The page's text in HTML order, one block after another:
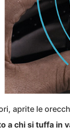
aprite le
a chi si tuffa in